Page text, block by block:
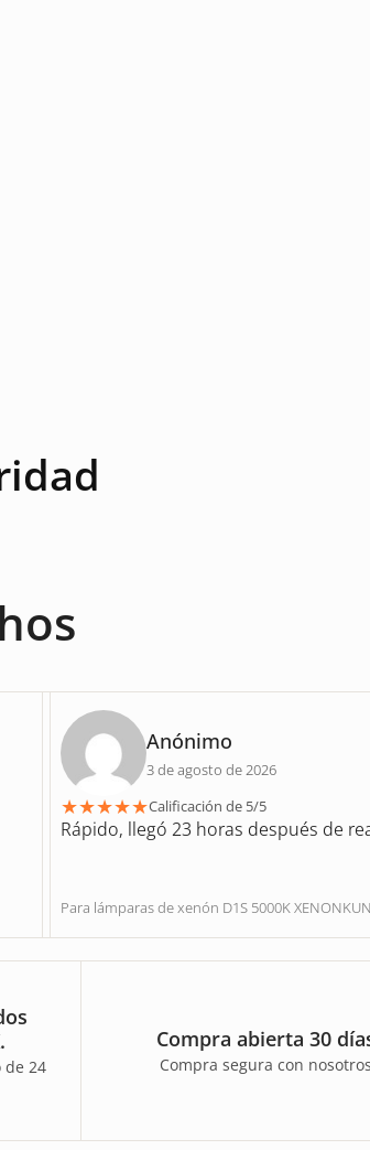
Anónimo
3 de agosto de 2026
★★★★★Calificación de 5/5
Rápido, llegó 23 horas después de
Para lámparas de xenón D1S 5000K
de 24
Compra abierta 30
Compra segura con nosotros